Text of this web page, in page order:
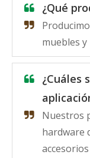
¿Qué
muebles
¿Cuáles
Nuestros
hardware